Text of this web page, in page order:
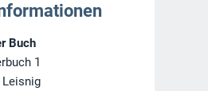
Buch
1
Leisnig